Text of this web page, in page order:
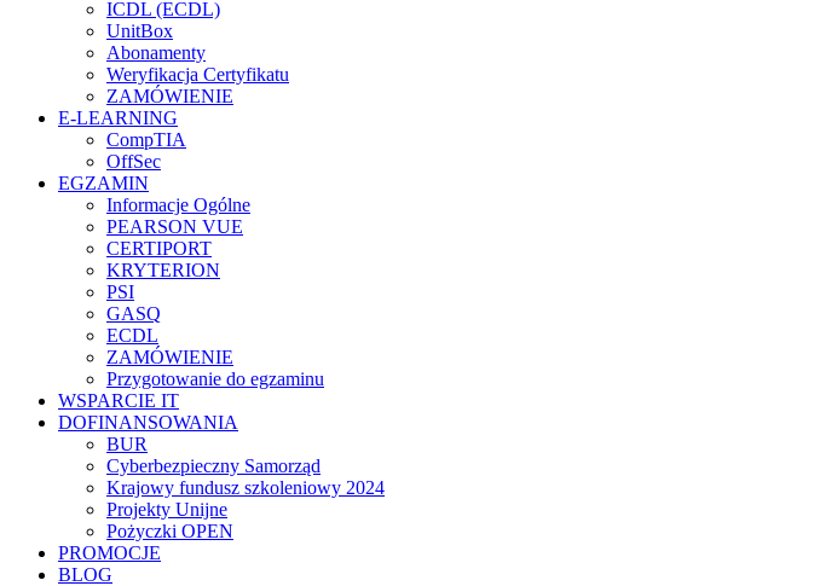
ICDL (ECDL)
UnitBox
Abonamenty
Weryfikacja Certyfikatu
ZAMÓWIENIE
E-LEARNING
CompTIA
OffSec
EGZAMIN
Informacje Ogólne
PEARSON VUE
CERTIPORT
KRYTERION
PSI
GASQ
ECDL
ZAMÓWIENIE
Przygotowanie do egzaminu
WSPARCIE IT
DOFINANSOWANIA
BUR
Cyberbezpieczny Samorząd
Krajowy fundusz szkoleniowy 2024
Projekty Unijne
Pożyczki OPEN
PROMOCJE
BLOG